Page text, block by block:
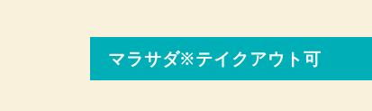
マラサダ※テイクアウト可